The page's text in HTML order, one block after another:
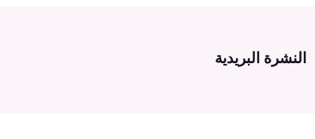
النشرة البريدية